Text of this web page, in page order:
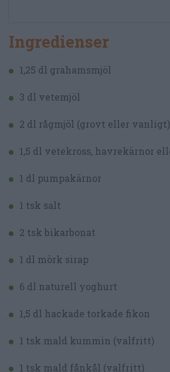
Ingredienser
1,25 dl grahamsmjöl
3 dl vetemjöl
2 dl rågmjöl (grovt eller vanligt)
1,5 dl vetekross, havrekärnor
1 dl pumpakärnor
1 tsk salt
2 tsk bikarbonat
1 dl mörk sirap
6 dl naturell yoghurt
1,5 dl hackade torkade fikon
1 tsk mald kummin (valfritt)
1 tsk mald fånkål (valfritt)